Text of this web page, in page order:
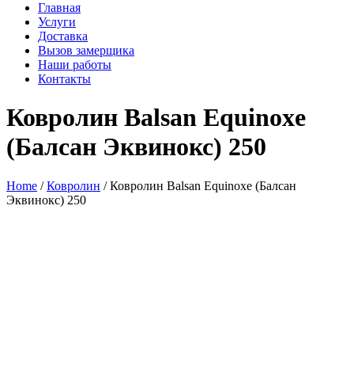
Главная
Услуги
Доставка
Вызов замерщика
Наши работы
Контакты
Ковролин Balsan Equinoxe
(Балсан Эквинокс) 250
Home /Ковролин / Ковролин Balsan Equinoxe (Балсан
Эквинокс) 250